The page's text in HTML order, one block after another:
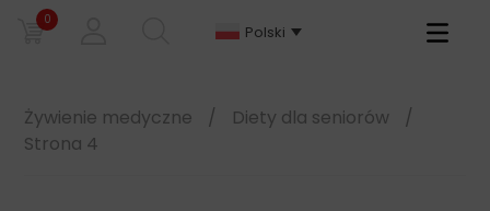
0
Polski
Primary
Żywienie medyczne / Diety dla seniorów
/
Strona 4